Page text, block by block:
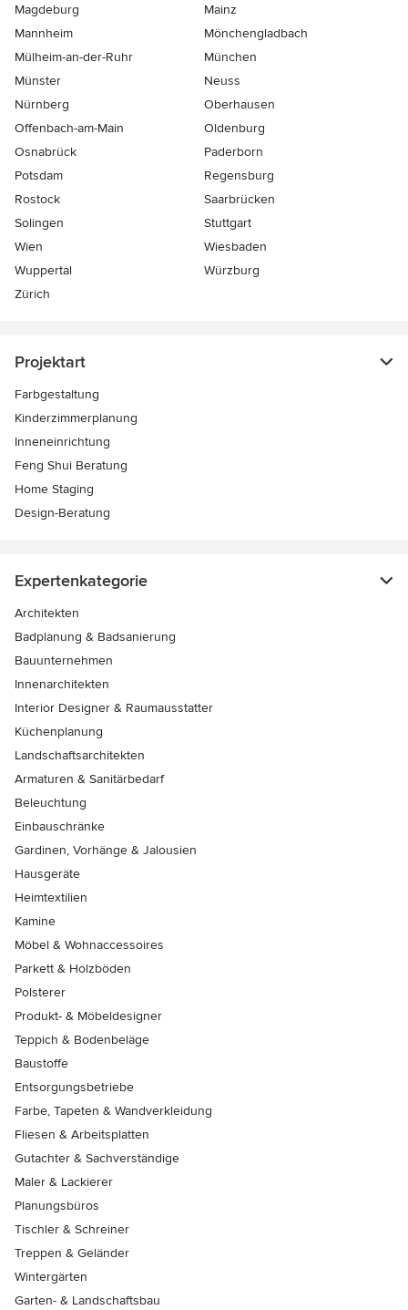
Magdeburg
Mainz
Mannheim
Mönchen­gladbach
Mülheim-an-der-Ruhr
München
Münster
Neuss
Nürnberg
Oberhausen
Offenbach-am-Main
Oldenburg
Osnabrück
Paderborn
Potsdam
Regensburg
Rostock
Saarbrücken
Solingen
Stuttgart
Wien
Wiesbaden
Wuppertal
Würzburg
Zürich
Projektart
Farbgestaltung
Kinderzimmerplanung
Inneneinrichtung
Feng Shui Beratung
Home Staging
Design-Beratung
Expertenkategorie
Architekten
Badplanung & Badsanierung
Bauunternehmen
Innenarchitekten
Interior Designer & Raumausstatter
Küchenplanung
Landschaftsarchitekten
Armaturen & Sanitärbedarf
Beleuchtung
Einbauschränke
Gardinen, Vorhänge & Jalousien
Hausgeräte
Heimtextilien
Kamine
Möbel & Wohnaccessoires
Parkett & Holzböden
Polsterer
Produkt- & Möbeldesigner
Teppich & Bodenbeläge
Baustoffe
Entsorgungsbetriebe
Farbe, Tapeten & Wandverkleidung
Fliesen & Arbeitsplatten
Gutachter & Sachverständige
Maler & Lackierer
Planungsbüros
Tischler & Schreiner
Treppen & Geländer
Wintergärten
Garten- & Landschaftsbau